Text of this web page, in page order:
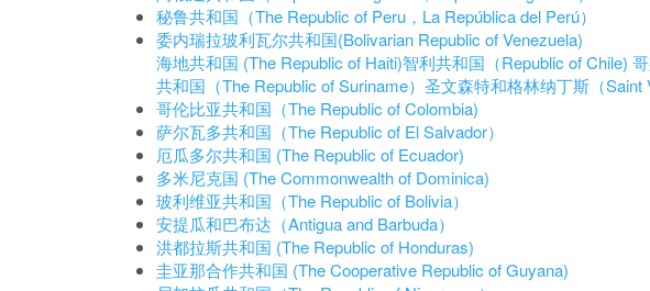
秘鲁共和国（The Republic of Peru，La República del Perú）
委内瑞拉玻利瓦尔共和国(Bolivarian Republic of Venezuela)
海地共和国 (The Republic of Haiti)智利共和国（Republic of Chile)
共和国（The Republic of Suriname） 圣文森特和格林纳丁斯（Saint
哥伦比亚共和国（The Republic of Colombia)
萨尔瓦多共和国（The Republic of El Salvador）
厄瓜多尔共和国 (The Republic of Ecuador)
多米尼克国 (The Commonwealth of Dominica)
玻利维亚共和国（The Republic of Bolivia）
安提瓜和巴布达（Antigua and Barbuda）
洪都拉斯共和国 (The Republic of Honduras)
圭亚那合作共和国 (The Cooperative Republic of Guyana)